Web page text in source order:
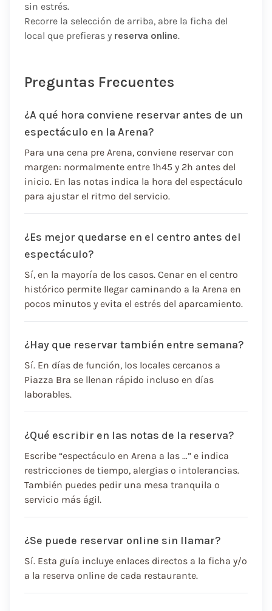
sin estrés.
Recorre la selección de arriba, abre la ficha del
local que prefieras y reserva online.
Preguntas Frecuentes
¿A qué hora conviene reservar antes de un
espectáculo en la Arena?
Para una cena pre Arena, conviene reservar con
margen: normalmente entre 1h45 y 2h antes del
inicio. En las notas indica la hora del espectáculo
para ajustar el ritmo del servicio.
¿Es mejor quedarse en el centro antes del
espectáculo?
Sí, en la mayoría de los casos. Cenar en el centro
histórico permite llegar caminando a la Arena en
pocos minutos y evita el estrés del aparcamiento.
¿Hay que reservar también entre semana?
Sí. En días de función, los locales cercanos a
Piazza Bra se llenan rápido incluso en días
laborables.
¿Qué escribir en las notas de la reserva?
Escribe “espectáculo en Arena a las …” e indica
restricciones de tiempo, alergias o intolerancias.
También puedes pedir una mesa tranquila o
servicio más ágil.
¿Se puede reservar online sin llamar?
Sí. Esta guía incluye enlaces directos a la ficha y/o
a la reserva online de cada restaurante.